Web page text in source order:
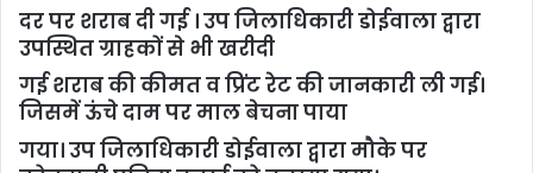
दर पर शराब दी गई । उप जिलाधिकारी डोईवाला द्वारा
उपस्थित ग्राहकों से भी खरीदी
गई शराब की कीमत व प्रिंट रेट की जानकारी ली गई।
जिसमें ऊंचे दाम पर माल बेचना पाया
गया। उप जिलाधिकारी डोईवाला द्वारा मौके पर